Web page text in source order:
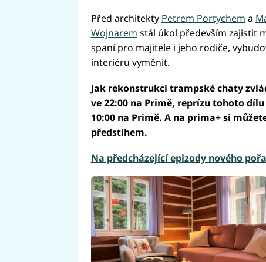
Před architekty Petrem Portychem a
Wojnarem stál úkol především zajistit
spaní pro majitele i jeho rodiče,
interiéru vyměnit.
Jak rekonstrukci trampské chaty
ve 22:00 na Primě, reprízu tohoto
10:00 na Primě. A na prima+ si
předstihem.
Na předcházející epizody nového